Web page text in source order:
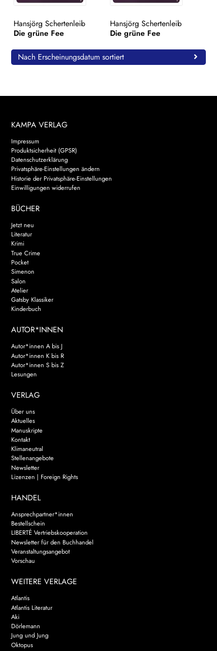
Search:
Hansjörg Schertenleib
Die grüne Fee
Hansjörg Schertenleib
Die grüne Fee
Nach Erscheinungsdatum sortiert
KAMPA VERLAG
Impressum
Produktsicherheit (GPSR)
Datenschutzerklärung
Privatsphäre-Einstellungen ändern
Historie der Privatsphäre-Einstellungen
Einwilligungen widerrufen
BÜCHER
Jetzt neu
Literatur
Krimi
True Crime
Pocket
Simenon
Salon
Atelier
Gatsby Klassiker
Kinderbuch
AUTOR*INNEN
Autor*innen A bis J
Autor*innen K bis R
Autor*innen S bis Z
Lesungen
VERLAG
Über uns
Aktuelles
Manuskripte
Kontakt
Klimaneutral
Stellenangebote
Newsletter
Lizenzen | Foreign Rights
HANDEL
Ansprechpartner*innen
Bestellschein
LIBERTÉ Vertriebskooperation
Newsletter für den Buchhandel
Veranstaltungsangebot
Vorschau
WEITERE VERLAGE
Atlantis
Atlantis Literatur
Aki
Dörlemann
Jung und Jung
Oktopus